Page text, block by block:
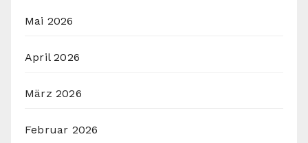
Mai 2026
April 2026
März 2026
Februar 2026